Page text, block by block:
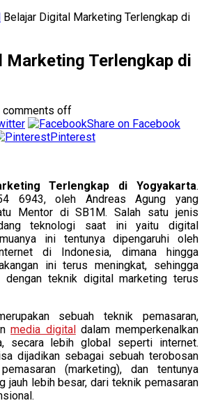
Belajar Digital Marketing Terlengkap di
Marketing Terlengkap di
comments off
Share on Facebook
Pinterest
Terlengkap di Yogyakarta.
6943, oleh Andreas Agung yang
Mentor di SB1M. Salah satu jenis
teknologi saat ini yaitu digital
ini tentunya dipengaruhi oleh
di Indonesia, dimana hingga
ini terus meningkat, sehingga
dengan teknik digital marketing terus
sebuah teknik pemasaran,
media digitaldalam memperkenalkan
secara lebih global seperti internet.
dijadikan sebagai sebuah terobosan
(marketing), dan tentunya
jauh lebih besar, dari teknik pemasaran